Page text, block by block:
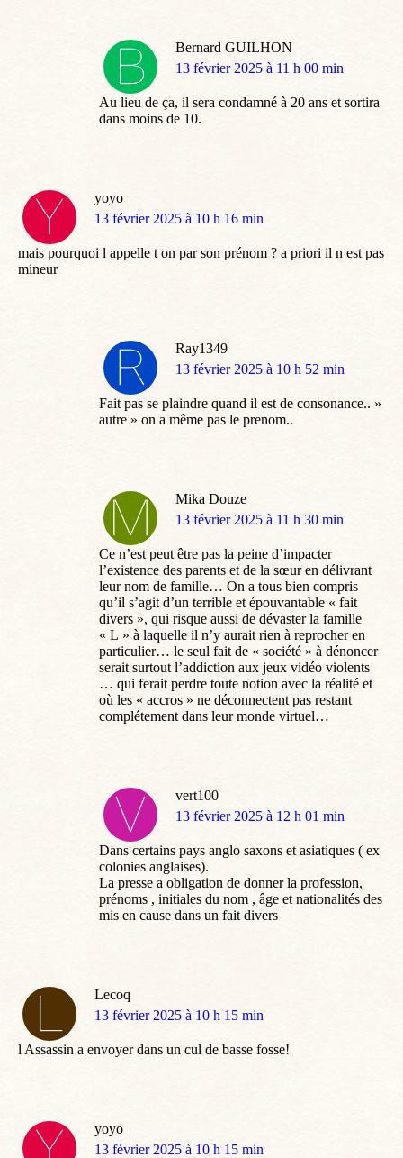
Bernard GUILHON
dit
13 février 2025 à 11 h 00 min
Au lieu de ça, il sera condamné à 20 ans et sortira
dans moins de 10.
yoyo
dit
13 février 2025 à 10 h 16 min
mais pourquoi l appelle t on par son prénom ? a priori il n est pas
mineur
Ray1349
dit
13 février 2025 à 10 h 52 min
Fait pas se plaindre quand il est de consonance.. »
autre » on a même pas le prenom..
Mika Douze
dit
13 février 2025 à 11 h 30 min
Ce n’est peut être pas la peine d’impacter
l’existence des parents et de la sœur en délivrant
leur nom de famille… On a tous bien compris
qu’il s’agit d’un terrible et épouvantable « fait
divers », qui risque aussi de dévaster la famille
« L » à laquelle il n’y aurait rien à reprocher en
particulier… le seul fait de « société » à dénoncer
serait surtout l’addiction aux jeux vidéo violents
… qui ferait perdre toute notion avec la réalité et
où les « accros » ne déconnectent pas restant
complétement dans leur monde virtuel…
vert100
dit
13 février 2025 à 12 h 01 min
Dans certains pays anglo saxons et asiatiques ( ex
colonies anglaises).
La presse a obligation de donner la profession,
prénoms , initiales du nom , âge et nationalités des
mis en cause dans un fait divers
Lecoq
dit
13 février 2025 à 10 h 15 min
l Assassin a envoyer dans un cul de basse fosse!
yoyo
dit
13 février 2025 à 10 h 15 min